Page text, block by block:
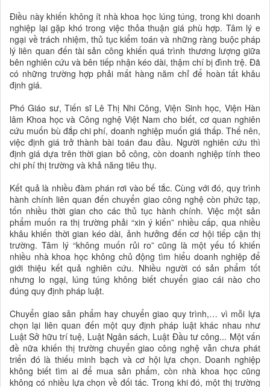
Điều này khiến không ít nhà khoa học lúng túng, trong khi doanh
nghiệp lại gặp khó trong việc thỏa thuận giá phù hợp. Tâm lý e
ngại về trách nhiệm, thủ tục kiểm toán và những ràng buộc pháp
lý liên quan đến tài sản công khiến quá trình thương lượng giữa
bên nghiên cứu và bên tiếp nhận kéo dài, thậm chí bị đình trệ. Đã
có những trường hợp phải mất hàng năm chỉ để hoàn tất khâu
định giá.
Phó Giáo sư, Tiến sĩ Lê Thị Nhi Công, Viện Sinh học, Viện Hàn
lâm Khoa học và Công nghệ Việt Nam cho biết, cơ quan nghiên
cứu muốn bù đắp chi phí, doanh nghiệp muốn giá thấp. Thế nên,
việc định giá trở thành bài toán đau đầu. Người nghiên cứu thì
định giá dựa trên thời gian bỏ công, còn doanh nghiệp tính theo
chi phí thị trường và khả năng tiêu thụ.
Kết quả là nhiều đàm phán rơi vào bế tắc. Cùng với đó, quy trình
hành chính liên quan đến chuyển giao công nghệ còn phức tạp,
tốn nhiều thời gian cho các thủ tục hành chính. Việc một sản
phẩm muốn ra thị trường phải “xin ý kiến” nhiều cấp, qua nhiều
khâu khiến thời gian kéo dài, ảnh hưởng đến cơ hội tiếp cận thị
trường. Tâm lý “không muốn rủi ro” cũng là một yếu tố khiến
nhiều nhà khoa học không chủ động tìm hiểu doanh nghiệp để
giới thiệu kết quả nghiên cứu. Nhiều người có sản phẩm tốt
nhưng lo ngại, lúng túng không biết chuyển giao cái nào cho
đúng quy định pháp luật.
Chuyển giao sản phẩm hay chuyển giao quy trình,… vì mỗi lựa
chọn lại liên quan đến một quy định pháp luật khác nhau như
Luật Sở hữu trí tuệ, Luật Ngân sách, Luật Đầu tư công... Một vấn
đề nữa khiến thị trường chuyển giao công nghệ vẫn chưa phát
triển đó là thiếu minh bạch và cơ hội lựa chọn. Doanh nghiệp
không biết tìm ai để mua sản phẩm, còn nhà khoa học cũng
không có nhiều lựa chọn về đối tác. Trong khi đó, một thị trường